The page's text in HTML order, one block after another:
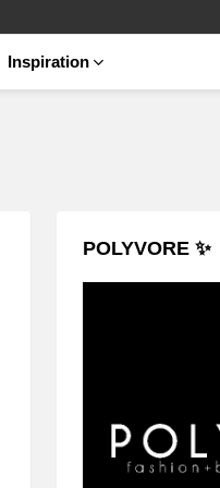
Inspiration
POLYVORE ✨